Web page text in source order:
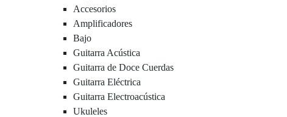
Accesorios
Amplificadores
Bajo
Guitarra Acústica
Guitarra de Doce Cuerdas
Guitarra Eléctrica
Guitarra Electroacústica
Ukuleles